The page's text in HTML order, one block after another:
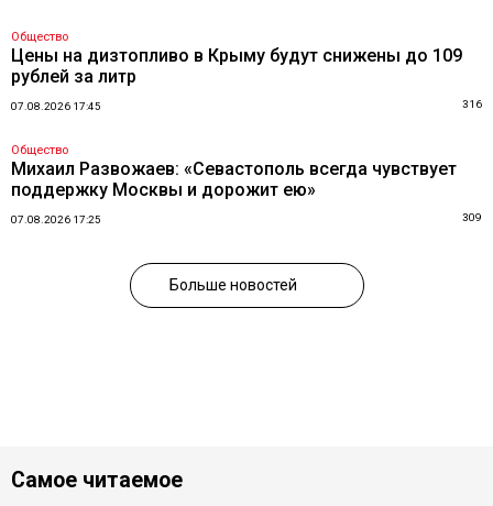
Общество
Цены на дизтопливо в Крыму будут снижены до 109
рублей за литр
07.08.2026 17:45 316
Общество
Михаил Развожаев: «Севастополь всегда чувствует
поддержку Москвы и дорожит ею»
07.08.2026 17:25 309
Больше новостей
Самое читаемое